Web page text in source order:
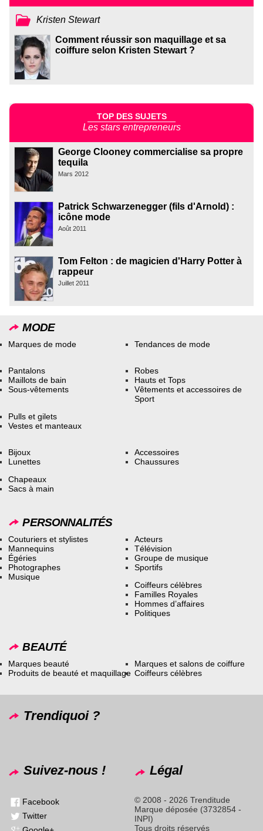
Kristen Stewart
Comment réussir son maquillage et sa
coiffure selon Kristen Stewart ?
TOP DES SUJETS
Les stars entrepreneurs
George Clooney commercialise sa propre
tequila
Mars 2012
Patrick Schwarzenegger (fils d'Arnold) :
icône mode
Août 2011
Tom Felton : de magicien d'Harry Potter à
rappeur
Juillet 2011
MODE
Marques de mode Tendances de mode
Pantalons
Maillots de bain
Sous-vêtements
Robes
Hauts et Tops
Vêtements et accessoires de
Sport
Pulls et gilets
Vestes et manteaux
Bijoux
Lunettes
Accessoires
Chaussures
Chapeaux
Sacs à main
PERSONNALITÉS
Couturiers et stylistes
Mannequins
Égéries
Photographes
Musique
Acteurs
Télévision
Groupe de musique
Sportifs
Coiffeurs célèbres
Familles Royales
Hommes d’affaires
Politiques
BEAUTÉ
Marques beauté
Produits de beauté et maquillage
Marques et salons de coiffure
Coiffeurs célèbres
Trendiquoi ?
Suivez-nous !
Facebook
Twitter
Légal
© 2008 - 2026 Trenditude
Marque déposée (3732854 -
INPI)
Tous droits réservés